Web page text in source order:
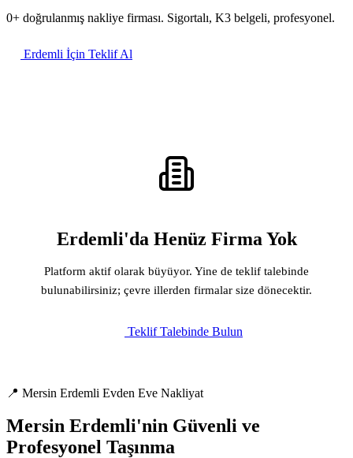
0+ doğrulanmış nakliye firması. Sigortalı, K3 belgeli, profesyonel.
Erdemli İçin Teklif Al
Erdemli'da Henüz Firma Yok
Platform aktif olarak büyüyor. Yine de teklif talebinde
bulunabilirsiniz; çevre illerden firmalar size dönecektir.
Teklif Talebinde Bulun
📍 Mersin Erdemli Evden Eve Nakliyat
Mersin Erdemli'nin Güvenli ve
Profesyonel Taşınma